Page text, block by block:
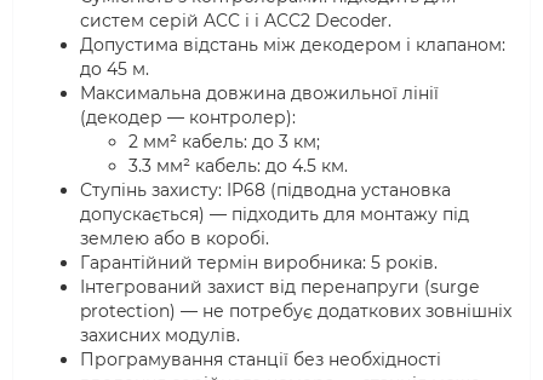
систем серій ACC i і ACC2 Decoder.
Допустима відстань між декодером і клапаном:
до 45 м.
Максимальна довжина двожильної лінії
(декодер — контролер):
2 мм² кабель: до 3 км;
3.3 мм² кабель: до 4.5 км.
Ступінь захисту: IP68 (підводна установка
допускається) — підходить для монтажу під
землею або в коробі.
Гарантійний термін виробника: 5 років.
Інтегрований захист від перенапруги (surge
protection) — не потребує додаткових зовнішніх
захисних модулів.
Програмування станції без необхідності